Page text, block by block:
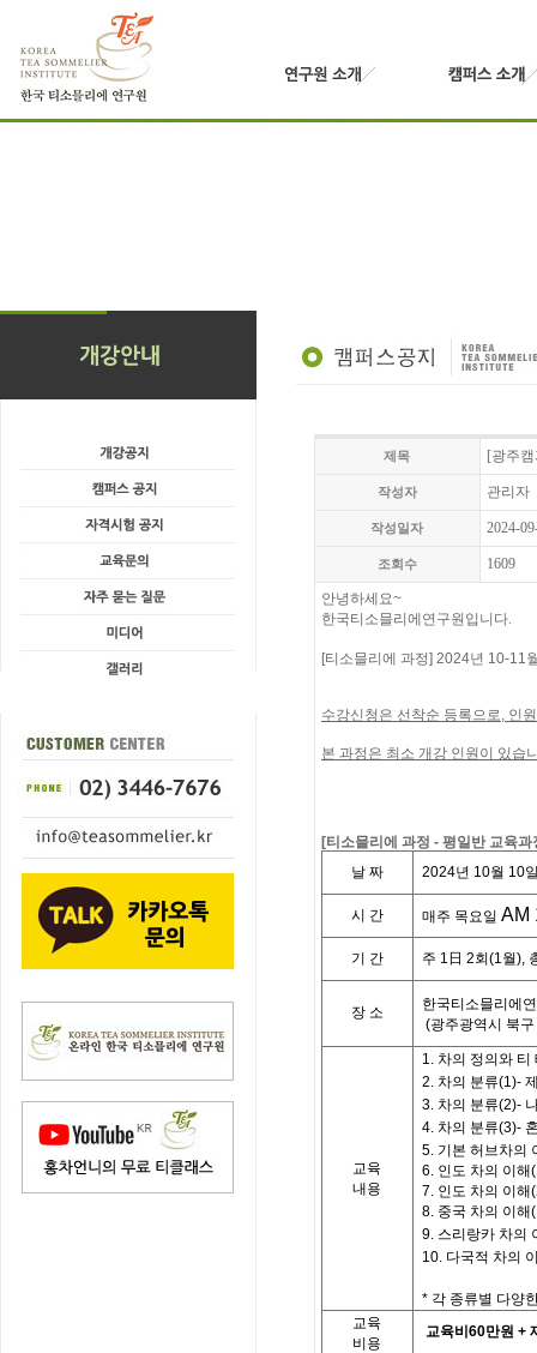
제목 [광주
작성자 관리자
작성일자 2024-
조회수 1609
안녕하세요~
한국티소믈리에연구원입니다.
[티소믈리에 과정] 2024년 10-11
수강신청은 선착순 등록으로, 인원
본 과정은 최소 개강 인원이 있습
[티소믈리에 과정 - 평일반 교육과
날 짜 2024년 10월 10
시 간 매주 목요일 AM
기 간 주 1 日 2회 (1월),
장 소
한국티소믈리에
(광주광역시 북구
교육
내용
1. 차의 정의와 티
2. 차의 분류(1)-
3. 차의 분류(2)-
4. 차의 분류(3)-
5. 기본 허브차의
6. 인도 차의 이해
7. 인도 차의 이해
8. 중국 차의 이해
9. 스리랑카 차의
10. 다국적 차의
* 각 종류별 다양
교육
비용
교육비 60만원 +